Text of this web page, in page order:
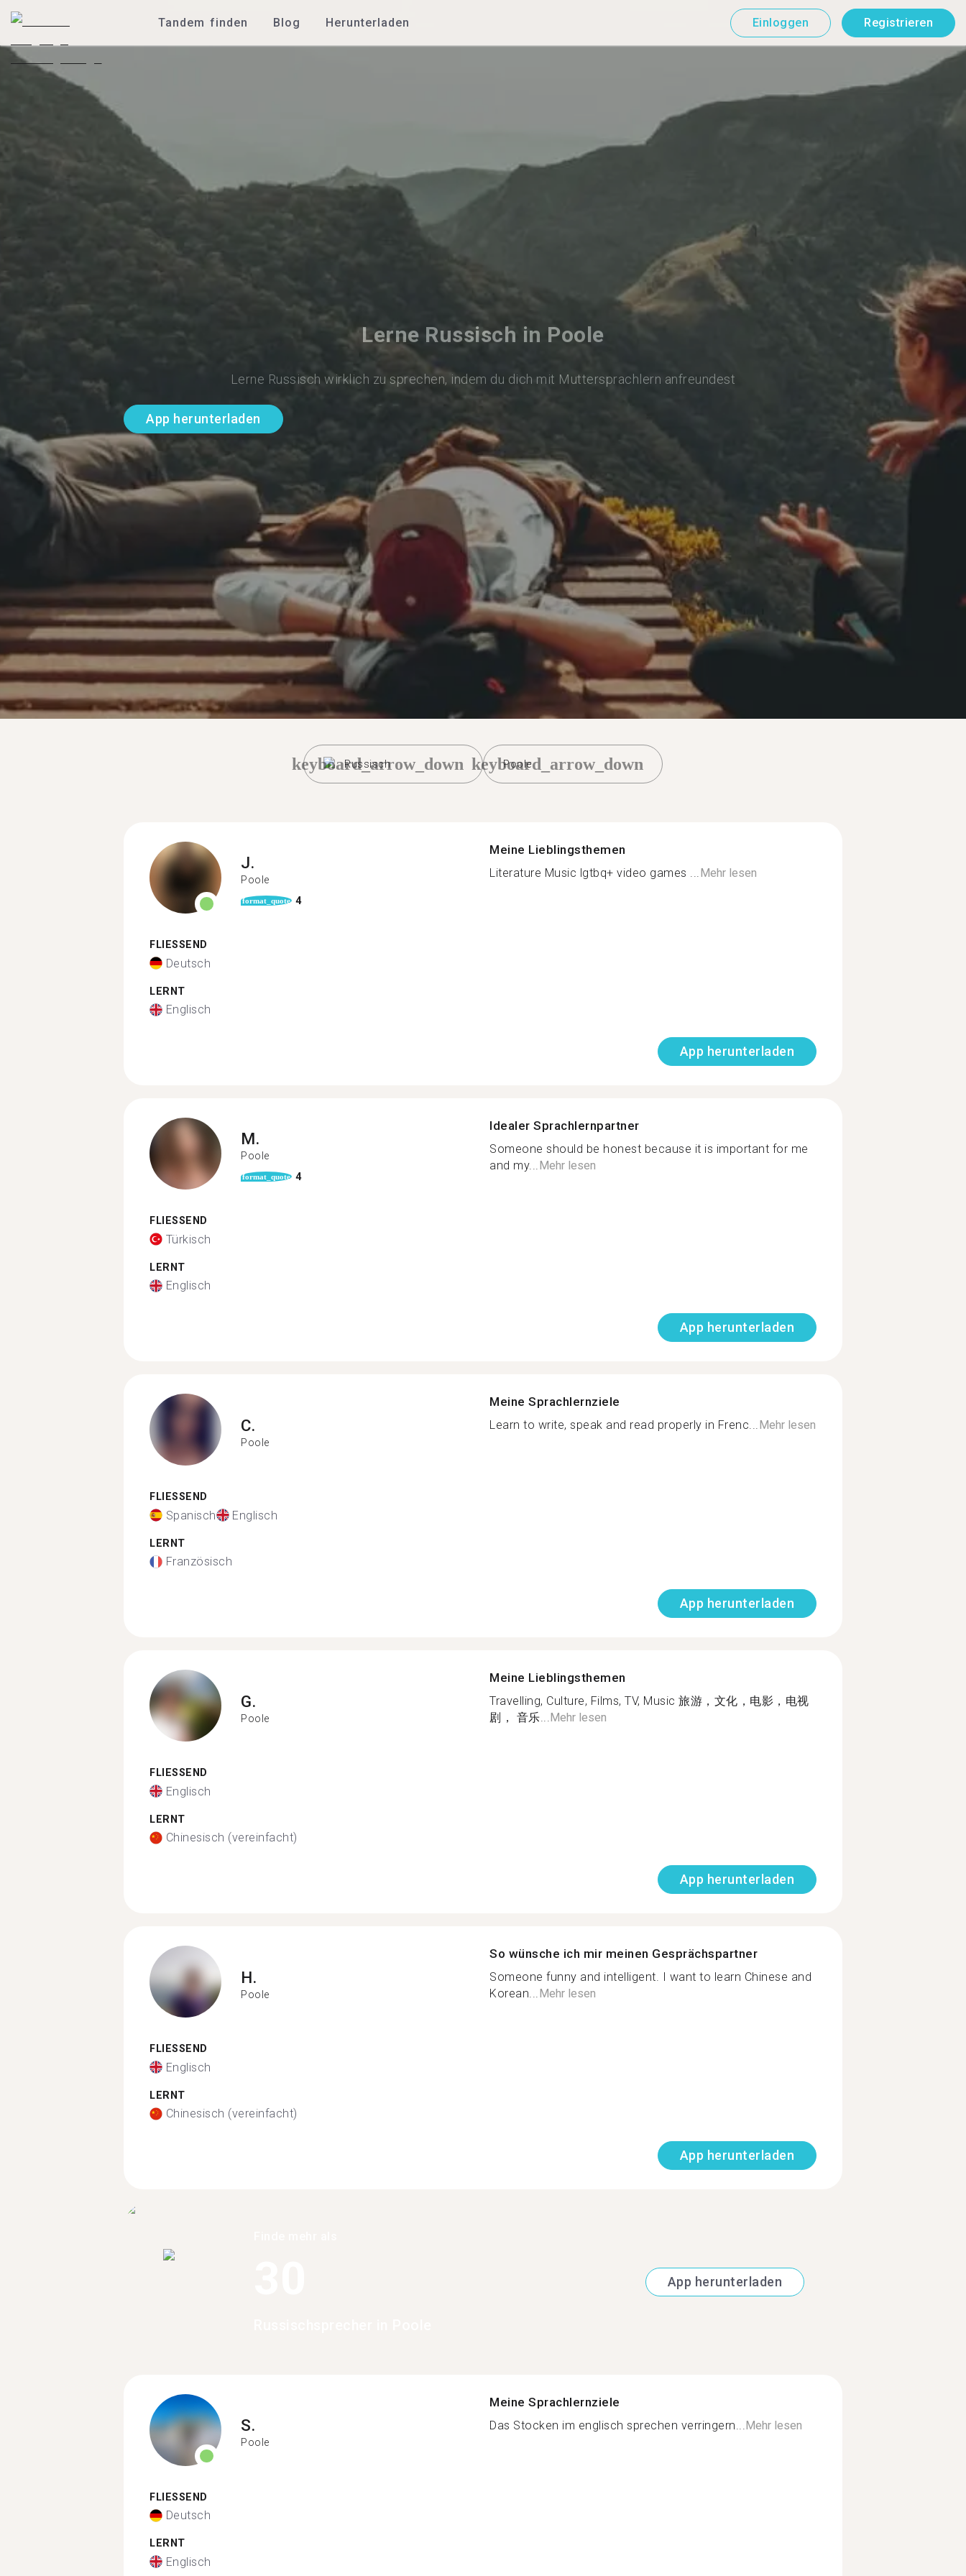
Tandem finden Blog Herunterladen Einloggen Registrieren
Lerne Russisch in Poole
Lerne Russisch wirklich zu sprechen, indem du dich mit Muttersprachlern anfreundest
App herunterladen
Russisch
keyboard_arrow_down Poole
keyboard_arrow_down
J.
Poole
format_quote 4
FLIESSEND
Deutsch
LERNT
Englisch
Meine Lieblingsthemen
Literature Music lgtbq+ video games ...Mehr lesen
App herunterladen
M.
Poole
format_quote 4
FLIESSEND
Türkisch
LERNT
Englisch
Idealer Sprachlernpartner
Someone should be honest because it is important for me
and my...Mehr lesen
App herunterladen
C.
Poole
FLIESSEND
Spanisch Englisch
LERNT
Französisch
Meine Sprachlernziele
Learn to write, speak and read properly in Frenc...Mehr lesen
App herunterladen
G.
Poole
FLIESSEND
Englisch
LERNT
Chinesisch (vereinfacht)
Meine Lieblingsthemen
Travelling, Culture, Films, TV, Music 旅游，文化，电影，电视
剧， 音乐...Mehr lesen
App herunterladen
H.
Poole
FLIESSEND
Englisch
LERNT
Chinesisch (vereinfacht)
So wünsche ich mir meinen Gesprächspartner
Someone funny and intelligent. I want to learn Chinese and
Korean...Mehr lesen
App herunterladen
App herunterladen
S.
Poole
FLIESSEND
Deutsch
LERNT
Englisch
Meine Sprachlernziele
Das Stocken im englisch sprechen verringern... Mehr lesen